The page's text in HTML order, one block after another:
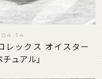
レックス オイスター
ュアル」